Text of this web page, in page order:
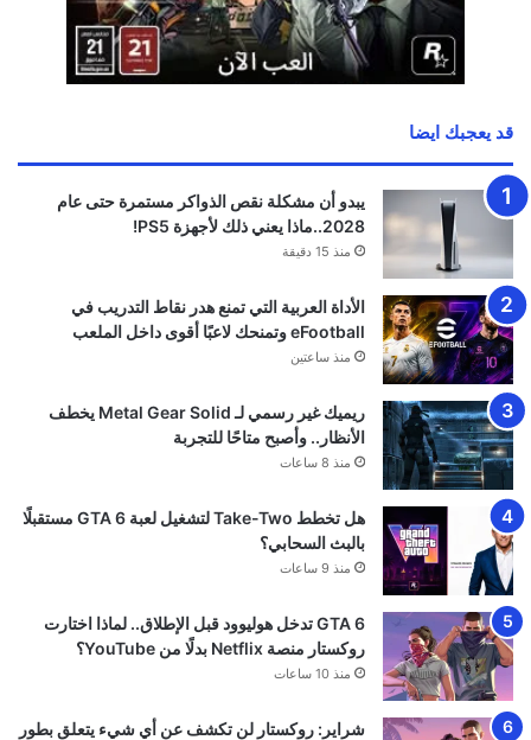
قد يعجبك ايضا
يبدو أن مشكلة نقص الذواكر مستمرة حتى عام
2028..ماذا يعني ذلك لأجهزة PS5!
منذ 15 دقيقة
الأداة العربية التي تمنع هدر نقاط التدريب في
eFootball وتمنحك لاعبًا أقوى داخل الملعب
منذ ساعتين
ريميك غير رسمي لـ Metal Gear Solid يخطف
الأنظار.. وأصبح متاحًا للتجربة
منذ 8 ساعات
هل تخطط Take-Two لتشغيل لعبة GTA 6 مستقبلًا
بالبث السحابي؟
منذ 9 ساعات
GTA 6 تدخل هوليوود قبل الإطلاق.. لماذا اختارت
روكستار منصة Netflix بدلًا من YouTube؟
منذ 10 ساعات
شراير: روكستار لن تكشف عن أي شيء يتعلق بطور